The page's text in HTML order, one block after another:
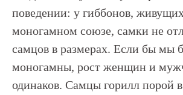
поведении: у гиббонов,
моногамном союзе, самки не
самцов в размерах. Если бы мы
моногамны, рост женщин и
одинаков. Самцы горилл порой в